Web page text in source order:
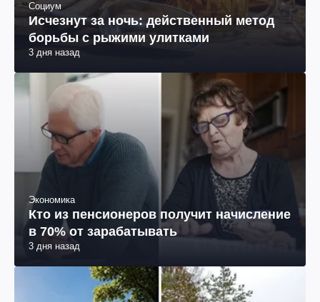
Социум
Исчезнут за ночь: действенный метод
борьбы с рыжими улитками
3 дня назад
Экономика
Кто из пенсионеров получит начисление
в 70% от зарабатывать
3 дня назад